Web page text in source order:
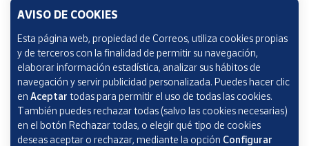
Información y ayuda
Correos Market
AVISO DE COOKIES
Esta página web, propiedad de Correos, utiliza cookies propias
y de terceros con la finalidad de permitir su navegación,
elaborar información estadística, analizar sus hábitos de
navegación y servir publicidad personalizada. Puedes hacer clic
en Aceptar todas para permitir el uso de todas las cookies.
También puedes rechazar todas (salvo las cookies necesarias)
en el botón Rechazar todas, o elegir qué tipo de cookies
deseas aceptar o rechazar, mediante la opción Configurar